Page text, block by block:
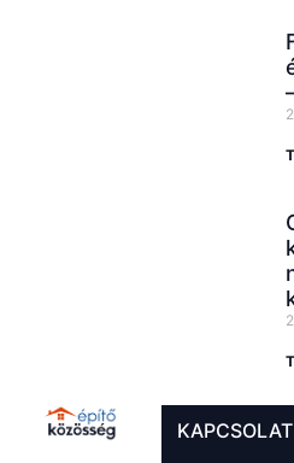
KAPCSOLAT